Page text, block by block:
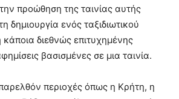
προώθηση της ταινίας αυτής
δημιουργία ενός ταξιδιωτικού
διεθνώς επιτυχημένης
βασισμένες σε μια ταινία.
περιοχές όπως η Κρήτη, η